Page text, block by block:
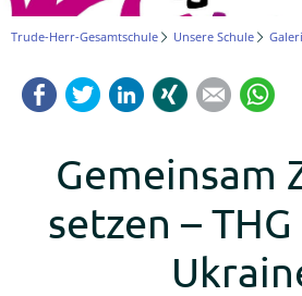
Logineo
Schulmanager
Online
Trude-Herr-Gesamtschule Unsere Schule
FacebookTwitterLinkedInXing Mail
Gemeinsam
setzen –